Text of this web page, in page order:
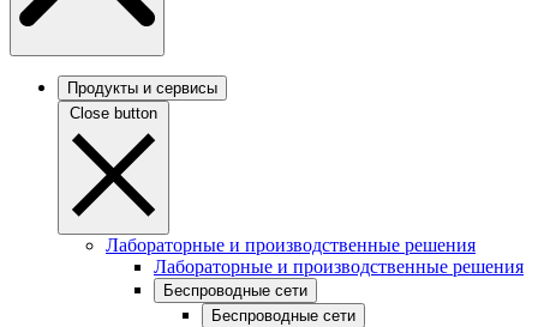
Продукты и сервисы
Close button
Лабораторные и производственные решения
Лабораторные и производственные решения
Беспроводные сети
Беспроводные сети